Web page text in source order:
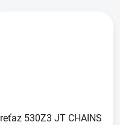
reťaz 530Z3 JT CHAINS